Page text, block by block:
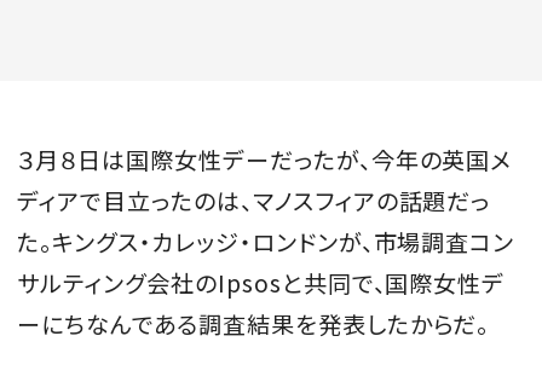
MAGAZINE
SPUR 2026 JULY
2026年9月号
2026-07-23発売
３月８日は国際女性デーだったが、今年の英国メ
ディアで目立ったのは、マノスフィアの話題だっ
た。キングス・カレッジ・ロンドンが、市場調査コン
サルティング会社のIpsosと共同で、国際女性デ
ーにちなんである調査結果を発表したからだ。